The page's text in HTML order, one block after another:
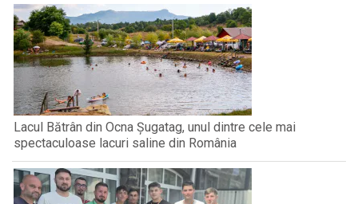
Lacul Bătrân din Ocna Șugatag, unul dintre cele mai
spectaculoase lacuri saline din România